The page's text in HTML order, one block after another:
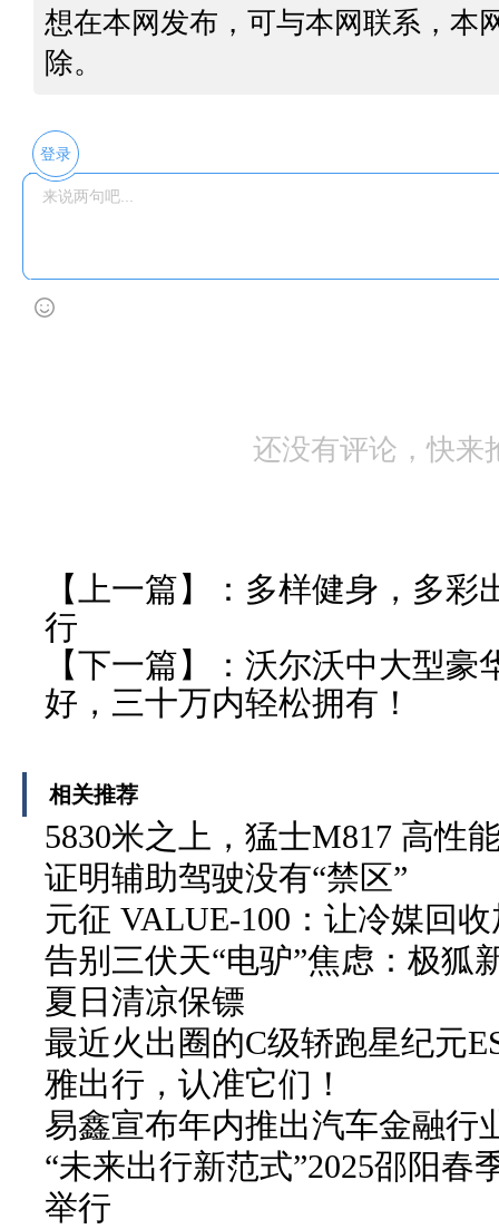
想在本网发布，可与本网联系，本
除。
登录
还没有评论，快来
【上一篇】： 多样健身，多彩
行
【下一篇】： 沃尔沃中大型豪
好，三十万内轻松拥有！
相关推荐
5830米之上，猛士M817 高性
证明辅助驾驶没有“禁区”
元征 VALUE-100：让冷媒回
告别三伏天“电驴”焦虑：极狐
夏日清凉保镖
最近火出圈的C级轿跑星纪元
雅出行，认准它们！
易鑫宣布年内推出汽车金融行
“未来出行新范式”2025邵阳春
举行